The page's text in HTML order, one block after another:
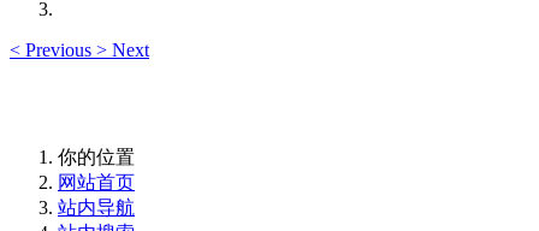
< Previous > Next
你的位置
网站首页
站内导航